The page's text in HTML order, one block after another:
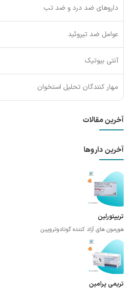
داروهای ضد درد و ضد تب
عوامل ضد تیروئید
آنتی بیوتیک
مهار کنندگان تحلیل استخوان
آخرین مقالات
آخرین داروها
تریپتورلین
هورمون های آزاد کننده گونادوتروپین
تریمی پرامین